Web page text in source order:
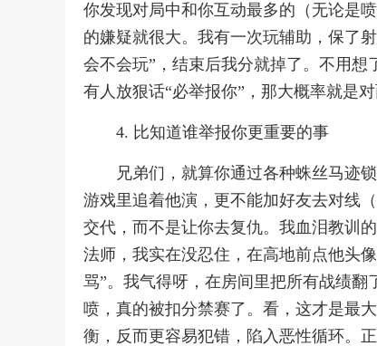
你发现对局中和你互动最多的（无论是
的嫌疑就很大。我有一次玩辅助，保了
会不会玩”，结束后我分就掉了。不用
有人放狠话“必举报你”，那大概率就是对
4. 比知道谁举报你更重要的事
兄弟们，就算你通过各种蛛丝马迹
游戏里追着他演，更不能加好友去对线
交代，而不是让你去复仇。我血泪教训
法师，我实在没忍住，在高地前点他头
骂”。我气得呀，在房间里把所有战绩
喷，真的被扣分禁赛了。看，这才是最
衡，反而更容易犯错，陷入恶性循环。